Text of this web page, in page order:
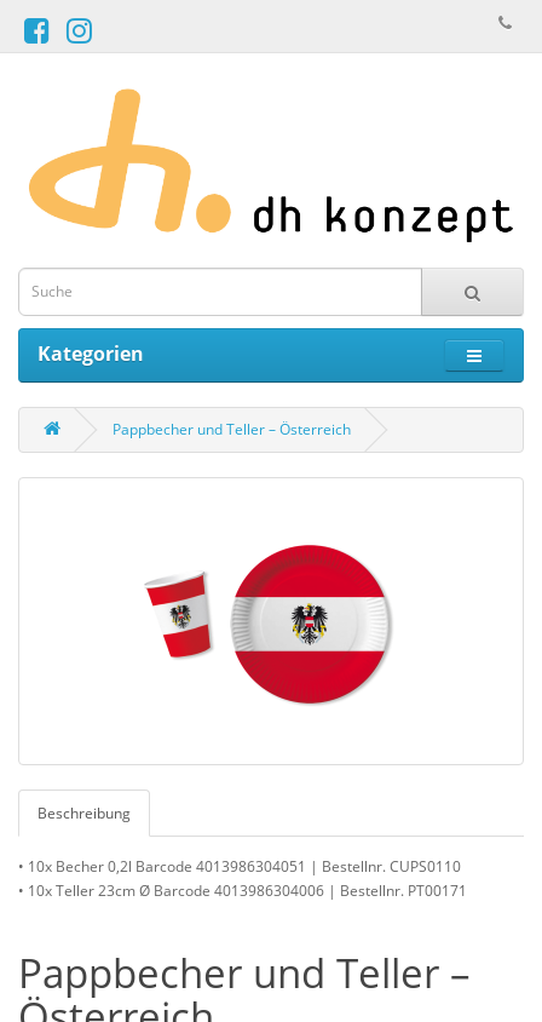
Kategorien
Pappbecher und Teller – Österreich
Beschreibung
• 10x Becher 0,2l Barcode 4013986304051 | Bestellnr. CUPS0110
• 10x Teller 23cm Ø Barcode 4013986304006 | Bestellnr. PT00171
Pappbecher und Teller –